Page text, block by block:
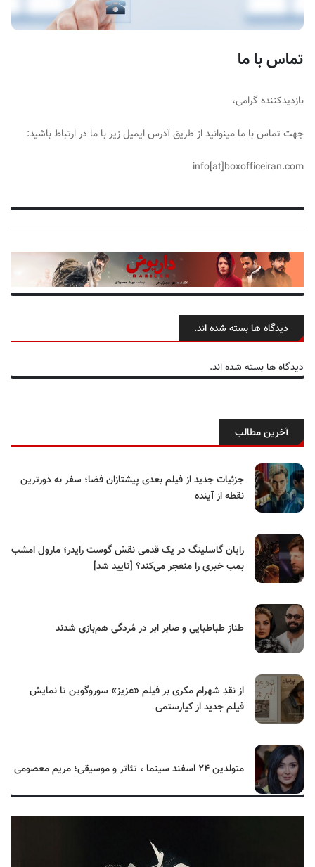
ا
تماس با ما
بازدیدکننده گرامی،
جهت تماس با ما مینوانید از طریق آدرس ایمیل زیر با ما در ارتباط باشید:
info[at]boxofficeiran.com
دیدگاه ها بسته شده اند.
دیدگاه ها بسته شده اند.
آخرین مطالب
جزئیات جدید از فیلم بعدی پیشتازان فضا؛ سفر به دورترین
نقطه از آینده
رایان گاسلینگ در یک قدمی نقش گوست رایدر؛ مارول امشب
بمب خبری را منفجر می‌کند؟ [تایید شد]
طناز طباطبایی و صابر ابر در مُردگی هم‌بازی شدند
از نقدِ شهرام مکری بر فیلم «عزیز» سوروگوین تا نمایش
فیلم جدید از کیارستمی
متولدین ۲۴ اسفند سینما ، تئاتر و موسیقی؛ مریم معصومی